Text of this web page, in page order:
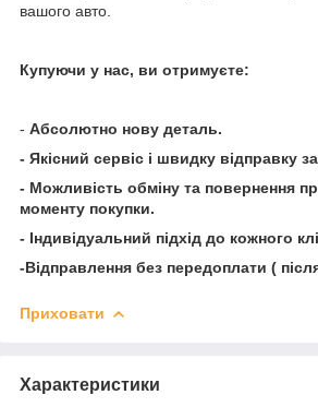
вашого авто.
Купуючи у нас, ви отримуєте:
- Абсолютно нову деталь.
- Якісний сервіс і швидку відправку
- Можливість обміну та повернення
моменту покупки.
- Індивідуальний підхід до кожного
-Відправлення без передоплати (
Приховати
Характеристики